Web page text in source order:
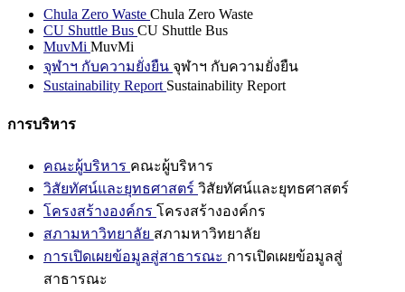
Chula Zero Waste Chula Zero Waste
CU Shuttle Bus CU Shuttle Bus
MuvMi MuvMi
จุฬาฯ กับความยั่งยืน จุฬาฯ กับความยั่งยืน
Sustainability Report Sustainability Report
การบริหาร
คณะผู้บริหาร คณะผู้บริหาร
วิสัยทัศน์และยุทธศาสตร์ วิสัยทัศน์และยุทธศาสตร์
โครงสร้างองค์กร โครงสร้างองค์กร
สภามหาวิทยาลัย สภามหาวิทยาลัย
การเปิดเผยข้อมูลสู่สาธารณะ การเปิดเผยข้อมูลสู่
สาธารณะ